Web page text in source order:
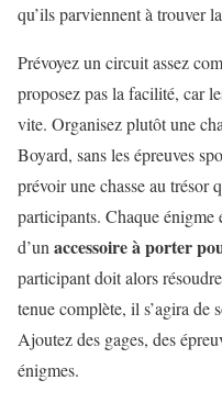
qu’ils parviennent à trouver
Prévoyez un circuit assez
proposez pas la facilité, car
vite. Organisez plutôt une
Boyard, sans les épreuves
prévoir une chasse au trésor
participants. Chaque énigme
d’un accessoire à porter
participant doit alors
tenue complète, il s’agira de
Ajoutez des gages, des
énigmes.